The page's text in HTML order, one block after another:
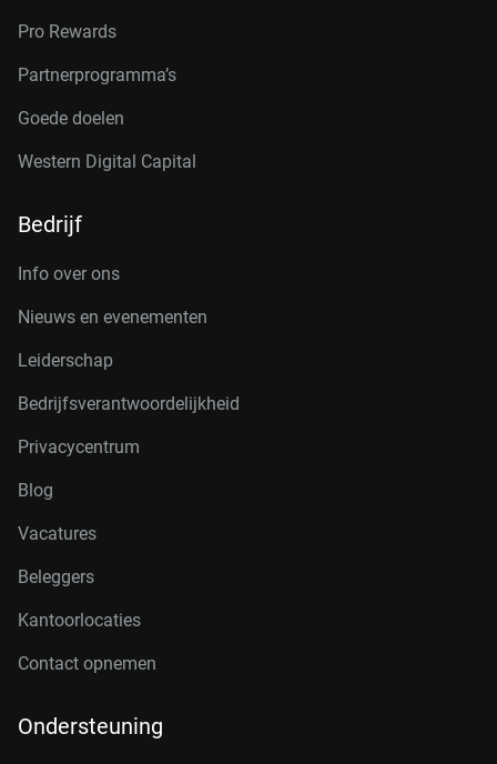
Pro Rewards
Partnerprogramma’s
Goede doelen
Western Digital Capital
Bedrijf
Info over ons
Nieuws en evenementen
Leiderschap
Bedrijfsverantwoordelijkheid
Privacycentrum
Blog
Vacatures
Beleggers
Kantoorlocaties
Contact opnemen
Ondersteuning